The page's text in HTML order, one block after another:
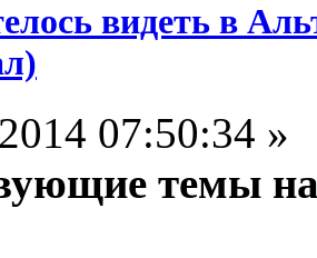
видеть в
07:50:34 »
темы